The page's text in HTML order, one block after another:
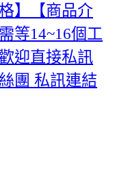
】【商品介
等14~16個工
迎直接私訊
團 私訊連結